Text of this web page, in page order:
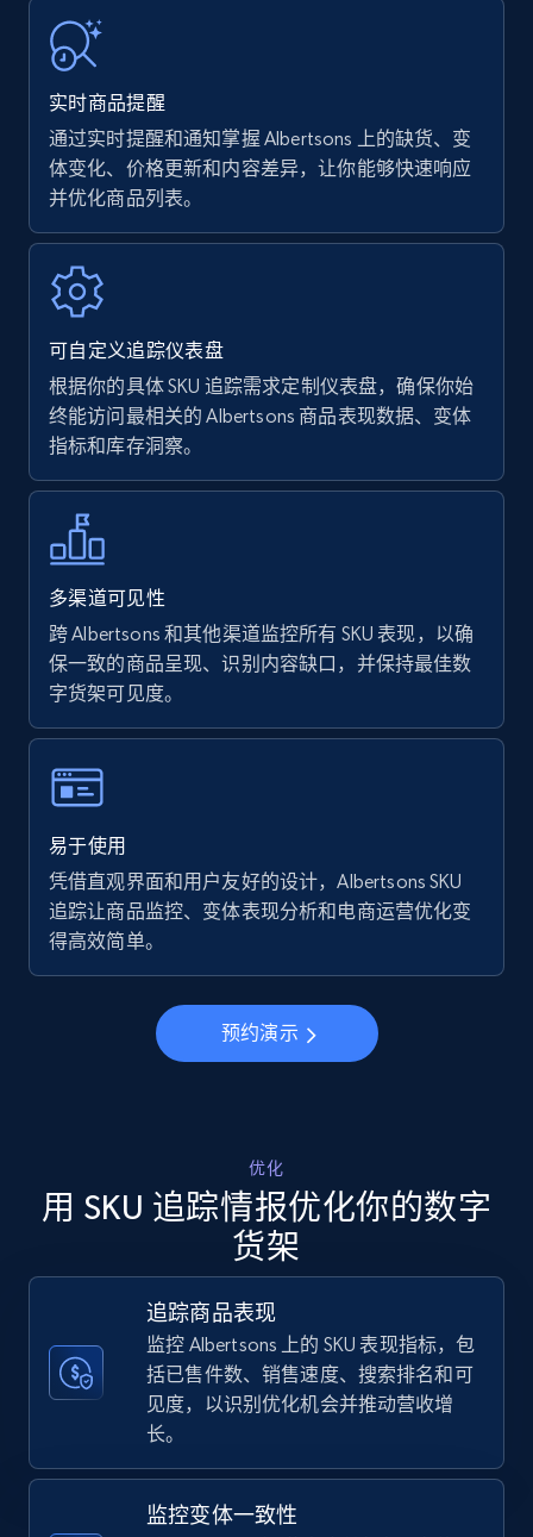
URL, Product name, Product rating, Product
rating object, Product rating max, Rating,
7.4K+ 872+ 立即开始
Walmart - products
URL, Final price, Sku, Currency, Gtin,
more.
5.6K+ 878+ 立即开始
Walmart - products - Find new products by
using specific category URL
URL, Final price, Sku, Currency, Gtin,
Specifications, Image urls, Top reviews, and
more.
Walmart - products - Collects products by
URL, Final price, Sku, Currency, Gtin,
Specifications, Image urls, Top reviews, and
more.
立即开始
URL, Final price, Sku, Currency, Gtin,
Specifications, Image urls, Top reviews, and
878+
TikTok Shop
URL, Title, Available, Description, Currency, Initial
price, Final price, Discount percent, and more.
实时商品提醒
通过实时提醒和通知掌握 Albertsons 上的缺货、变
体变化、价格更新和内容差异，让你能够快速响应
并优化商品列表。
可自定义追踪仪表盘
根据你的具体 SKU 追踪需求定制仪表盘，确保你始
终能访问最相关的 Albertsons 商品表现数据、变体
指标和库存洞察。
多渠道可见性
跨 Albertsons 和其他渠道监控所有 SKU 表现，以确
保一致的商品呈现、识别内容缺口，并保持最佳数
字货架可见度。
易于使用
凭借直观界面和用户友好的设计，Albertsons SKU
追踪让商品监控、变体表现分析和电商运营优化变
得高效简单。
预约演示
优化
用 SKU 追踪情报优化你的数字
货架
追踪商品表现
监控 Albertsons 上的 SKU 表现指标，包
括已售件数、销售速度、搜索排名和可
见度，以识别优化机会并推动营收增
长。
监控变体一致性